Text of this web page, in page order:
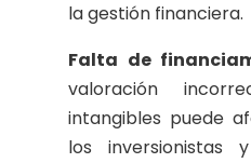
la gestión financiera.
Falta de
valoración
intangibles puede
los inversionistas